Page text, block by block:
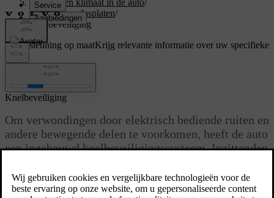
Comfort en klimaat in de auto/
Ruiten en glasplaten/
Knelbeveiliging
Ondersteuning op maatKrijg relevante informatie over uw specifieke
auto.
Knelbeveiliging
Om verwondingen door elektrisch bediende ruiten en
andere bewegende delen te voorkomen, heeft de auto
een ingebouwd knelbeveiligingssysteem. Inzittenden
nemen om te voorkomen dat ze bekneld raken tussen
bewegende of sluitende delen.